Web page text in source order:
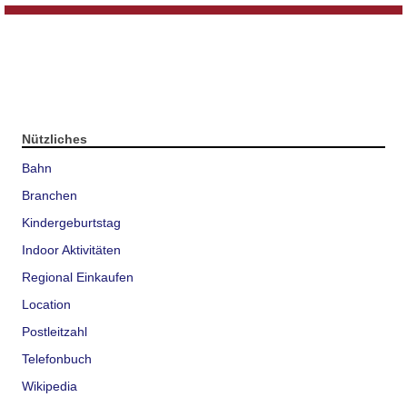
Nützliches
Bahn
Branchen
Kindergeburtstag
Indoor Aktivitäten
Regional Einkaufen
Location
Postleitzahl
Telefonbuch
Wikipedia